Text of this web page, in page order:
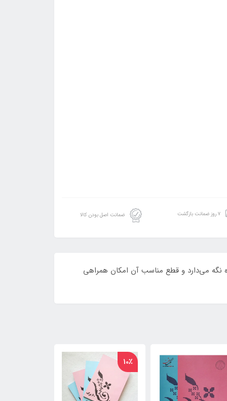
۷ روز ضمانت بازگشت ضمانت اصل بودن کالا
نگه‌ می‌دارد و قطع مناسب آن امکان همراهی
10٪